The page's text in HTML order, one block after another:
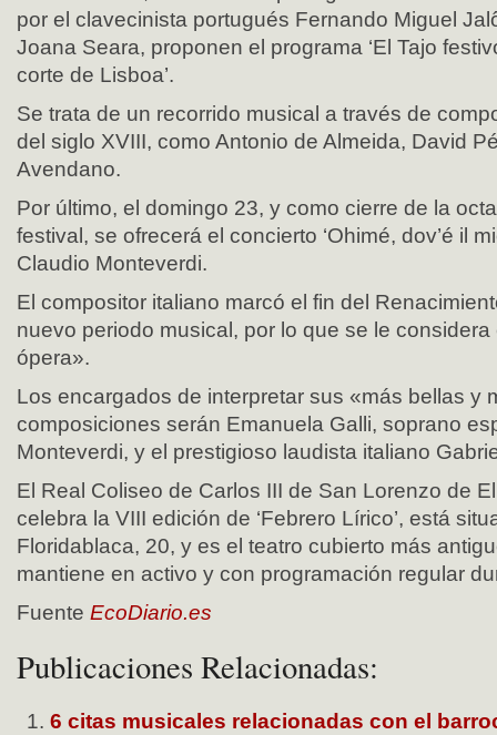
por el clavecinista portugués Fernando Miguel
Joana Seara, proponen el programa ‘El Tajo
corte de Lisboa’.
Se trata de un recorrido musical a través de
del siglo XVIII, como Antonio de Almeida, David
Avendano.
Por último, el domingo 23, y como cierre de la
festival, se ofrecerá el concierto ‘Ohimé, dov’é il
Claudio Monteverdi.
El compositor italiano marcó el fin del
nuevo periodo musical, por lo que se le
ópera».
Los encargados de interpretar sus «más bellas y
composiciones serán Emanuela Galli, soprano
Monteverdi, y el prestigioso laudista italiano
El Real Coliseo de Carlos III de San Lorenzo de
celebra la VIII edición de ‘Febrero Lírico’, está
Floridablaca, 20, y es el teatro cubierto más
mantiene en activo y con programación regular
Fuente EcoDiario.es
Publicaciones Relacionadas:
6 citas musicales relacionadas con el